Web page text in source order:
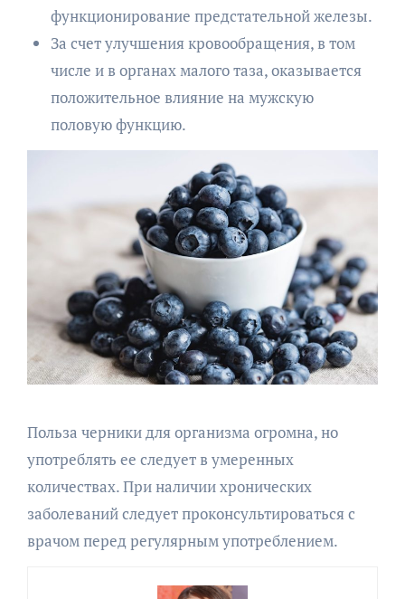
функционирование предстательной железы.
За счет улучшения кровообращения, в том
числе и в органах малого таза, оказывается
положительное влияние на мужскую
половую функцию.
Польза черники для организма огромна, но
употреблять ее следует в умеренных
количествах. При наличии хронических
заболеваний следует проконсультироваться с
врачом перед регулярным употреблением.